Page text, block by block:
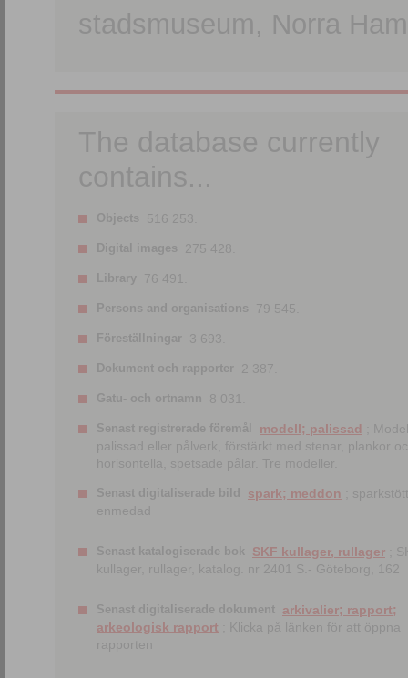
stadsmuseum, Norra
The database currently
contains...
Objects 516 253.
Digital images 275 428.
Library 76 491.
Persons and organisations 79 545.
Föreställningar 3 693.
Dokument och rapporter 2 387.
Gatu- och ortnamn 8 031.
Senast registrerade föremål modell; palissad
;
palissad eller pålverk, förstärkt med stenar, plankor
horisontella, spetsade pålar. Tre modeller.
Senast digitaliserade bild spark; meddon ;
enmedad
Senast katalogiserade bok SKF kullager, rullager ;
kullager, rullager, katalog. nr 2401 S.- Göteborg, 162
Senast digitaliserade dokument arkivalier; rapport;
arkeologisk rapport ; Klicka på länken för att öppna
rapporten